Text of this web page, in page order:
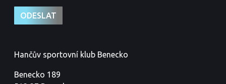
Hančův sportovní klub Benecko
Benecko 189